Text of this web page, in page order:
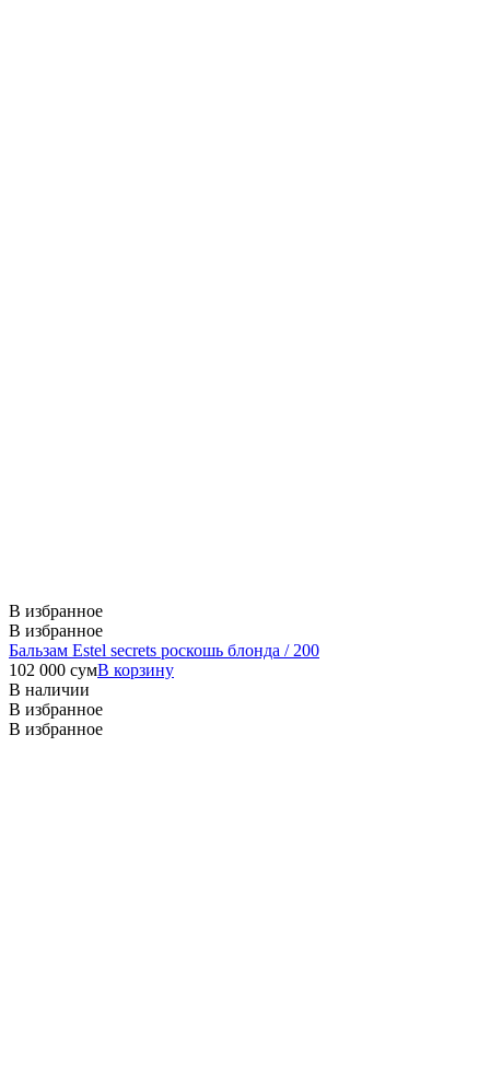
В избранное
В избранное
Бальзам Estel secrets роскошь блонда / 200
102 000 сумВ корзину
В наличии
В избранное
В избранное